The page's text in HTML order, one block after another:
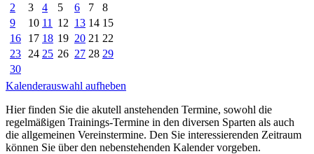
2
3 4 5 6 7
8
9
10 11 12 13 14 15
16
17 18 19 20 21 22
23
24 25 26 27 28 29
30
Kalenderauswahl aufheben
Hier finden Sie die akutell anstehenden Termine, sowohl die
regelmäßigen Trainings-Termine in den diversen Sparten als auch
die allgemeinen Vereinstermine. Den Sie interessierenden Zeitraum
können Sie über den nebenstehenden Kalender vorgeben.